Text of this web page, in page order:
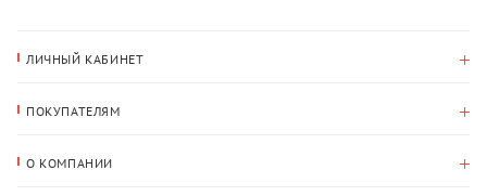
ЛИЧНЫЙ КАБИНЕТ
Адрес для доставки
ПОКУПАТЕЛЯМ
О КОМПАНИИ